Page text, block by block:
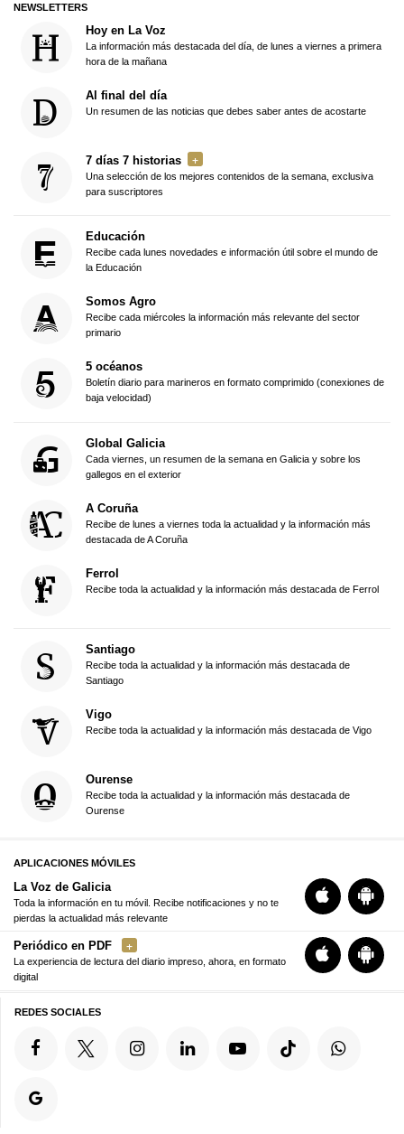
NEWSLETTERS
Hoy en La Voz
La información más destacada del día, de lunes a viernes a primera
hora de la mañana
Al final del día
Un resumen de las noticias que debes saber antes de acostarte
7 días 7 historias
Una selección de los mejores contenidos de la semana, exclusiva
para suscriptores
Educación
Recibe cada lunes novedades e información útil sobre el mundo de
la Educación
Somos Agro
Recibe cada miércoles la información más relevante del sector
primario
5 océanos
Boletín diario para marineros en formato comprimido (conexiones de
baja velocidad)
Global Galicia
Cada viernes, un resumen de la semana en Galicia y sobre los
gallegos en el exterior
A Coruña
Recibe de lunes a viernes toda la actualidad y la información más
destacada de A Coruña
Ferrol
Recibe toda la actualidad y la información más destacada de Ferrol
Santiago
Recibe toda la actualidad y la información más destacada de
Santiago
Vigo
Recibe toda la actualidad y la información más destacada de Vigo
Ourense
Recibe toda la actualidad y la información más destacada de
Ourense
APLICACIONES MÓVILES
La Voz de Galicia
Toda la información en tu móvil. Recibe notificaciones y no te
pierdas la actualidad más relevante
Periódico en PDF
La experiencia de lectura del diario impreso, ahora, en formato
digital
REDES SOCIALES